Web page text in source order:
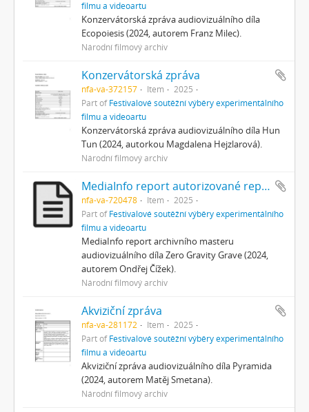
filmu a videoartu
Konzervátorská zpráva audiovizuálního díla
Ecopoiesis (2024, autorem Franz Milec).
Národní filmový archiv
Konzervátorská zpráva
nfa-va-372157 Item
2025
Part ofFestivalové soutěžní výběry experimentálního
filmu a videoartu
Konzervátorská zpráva audiovizuálního díla Hun
Tun (2024, autorkou Magdalena Hejzlarová).
Národní filmový archiv
MediaInfo report autorizované reprezentace
nfa-va-720478 Item
2025
Part ofFestivalové soutěžní výběry experimentálního
filmu a videoartu
MediaInfo report archivního masteru
audiovizuálního díla Zero Gravity Grave (2024,
autorem Ondřej Čížek).
Národní filmový archiv
Akviziční zpráva
nfa-va-281172 Item
2025
Part ofFestivalové soutěžní výběry experimentálního
filmu a videoartu
Akviziční zpráva audiovizuálního díla Pyramida
(2024, autorem Matěj Smetana).
Národní filmový archiv